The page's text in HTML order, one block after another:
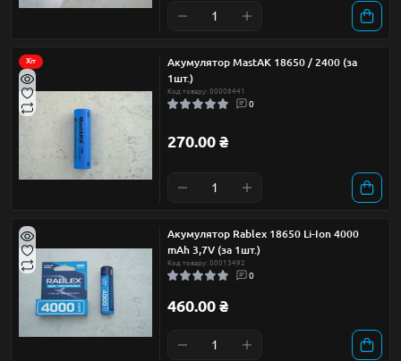
Хіт
Акумулятор MastAK 18650 / 2400 (за
1шт.)
Код товару: 00008441
0
270.00 ₴
Акумулятор Rablex 18650 Li-Ion 4000
mAh 3,7V (за 1шт.)
Код товару: 00013492
0
460.00 ₴